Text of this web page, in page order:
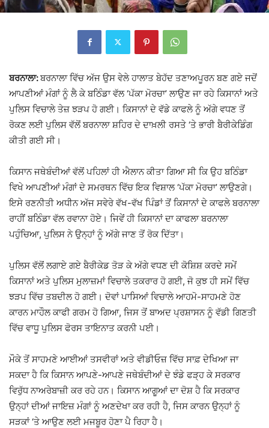
ਬਰਨਾਲਾ:ਬਰਨਾਲਾ ਵਿੱਚ ਅੱਜ ਉਸ ਵੇਲੇ ਹਾਲਾਤ ਬੇਹੱਦ ਤਣਾਅਪੂਰਨ ਬਣ ਗਏ ਜਦੋਂ
ਆਪਣੀਆਂ ਮੰਗਾਂ ਨੂੰ ਲੈ ਕੇ ਬਠਿੰਡਾ ਵੱਲ ‘ਪੱਕਾ ਮੋਰਚਾ’ ਲਾਉਣ ਜਾ ਰਹੇ ਕਿਸਾਨਾਂ ਅਤੇ
ਪੁਲਿਸ ਵਿਚਾਲੇ ਤੇਜ਼ ਝੜਪ ਹੋ ਗਈ। ਕਿਸਾਨਾਂ ਦੇ ਵੱਡੇ ਕਾਫਲੇ ਨੂੰ ਅੱਗੇ ਵਧਣ ਤੋਂ
ਰੋਕਣ ਲਈ ਪੁਲਿਸ ਵੱਲੋਂ ਬਰਨਾਲਾ ਸ਼ਹਿਰ ਦੇ ਦਾਖ਼ਲੀ ਰਸਤੇ ‘ਤੇ ਭਾਰੀ ਬੈਰੀਕੇਡਿੰਗ
ਕੀਤੀ ਗਈ ਸੀ।
ਕਿਸਾਨ ਜਥੇਬੰਦੀਆਂ ਵੱਲੋਂ ਪਹਿਲਾਂ ਹੀ ਐਲਾਨ ਕੀਤਾ ਗਿਆ ਸੀ ਕਿ ਉਹ ਬਠਿੰਡਾ
ਵਿਖੇ ਆਪਣੀਆਂ ਮੰਗਾਂ ਦੇ ਸਮਰਥਨ ਵਿੱਚ ਇਕ ਵਿਸ਼ਾਲ ‘ਪੱਕਾ ਮੋਰਚਾ’ ਲਾਉਣਗੇ।
ਇਸੇ ਰਣਨੀਤੀ ਅਧੀਨ ਅੱਜ ਸਵੇਰੇ ਵੱਖ-ਵੱਖ ਪਿੰਡਾਂ ਤੋਂ ਕਿਸਾਨਾਂ ਦੇ ਕਾਫਲੇ ਬਰਨਾਲਾ
ਰਾਹੀਂ ਬਠਿੰਡਾ ਵੱਲ ਰਵਾਨਾ ਹੋਏ। ਜਿਵੇਂ ਹੀ ਕਿਸਾਨਾਂ ਦਾ ਕਾਫਲਾ ਬਰਨਾਲਾ
ਪਹੁੰਚਿਆ, ਪੁਲਿਸ ਨੇ ਉਨ੍ਹਾਂ ਨੂੰ ਅੱਗੇ ਜਾਣ ਤੋਂ ਰੋਕ ਦਿੱਤਾ।
ਪੁਲਿਸ ਵੱਲੋਂ ਲਗਾਏ ਗਏ ਬੈਰੀਕੇਡ ਤੋੜ ਕੇ ਅੱਗੇ ਵਧਣ ਦੀ ਕੋਸ਼ਿਸ਼ ਕਰਦੇ ਸਮੇਂ
ਕਿਸਾਨਾਂ ਅਤੇ ਪੁਲਿਸ ਮੁਲਾਜ਼ਮਾਂ ਵਿਚਾਲੇ ਤਕਰਾਰ ਹੋ ਗਈ, ਜੋ ਕੁਝ ਹੀ ਸਮੇਂ ਵਿੱਚ
ਝੜਪ ਵਿੱਚ ਤਬਦੀਲ ਹੋ ਗਈ। ਦੋਵਾਂ ਪਾਸਿਆਂ ਵਿਚਾਲੇ ਆਹਮੋ-ਸਾਹਮਣੇ ਹੋਣ
ਕਾਰਨ ਮਾਹੌਲ ਕਾਫੀ ਗਰਮ ਹੋ ਗਿਆ, ਜਿਸ ਤੋਂ ਬਾਅਦ ਪ੍ਰਸ਼ਾਸਨ ਨੂੰ ਵੱਡੀ ਗਿਣਤੀ
ਵਿੱਚ ਵਾਧੂ ਪੁਲਿਸ ਫੋਰਸ ਤਾਇਨਾਤ ਕਰਨੀ ਪਈ।
ਮੌਕੇ ਤੋਂ ਸਾਹਮਣੇ ਆਈਆਂ ਤਸਵੀਰਾਂ ਅਤੇ ਵੀਡੀਓਜ਼ ਵਿੱਚ ਸਾਫ਼ ਦੇਖਿਆ ਜਾ
ਸਕਦਾ ਹੈ ਕਿ ਕਿਸਾਨ ਆਪਣੇ-ਆਪਣੇ ਜਥੇਬੰਦੀਆਂ ਦੇ ਝੰਡੇ ਫੜ੍ਹ ਕੇ ਸਰਕਾਰ
ਵਿਰੁੱਧ ਨਾਅਰੇਬਾਜ਼ੀ ਕਰ ਰਹੇ ਹਨ। ਕਿਸਾਨ ਆਗੂਆਂ ਦਾ ਦੋਸ਼ ਹੈ ਕਿ ਸਰਕਾਰ
ਉਨ੍ਹਾਂ ਦੀਆਂ ਜਾਇਜ਼ ਮੰਗਾਂ ਨੂੰ ਅਣਦੇਖਾ ਕਰ ਰਹੀ ਹੈ, ਜਿਸ ਕਾਰਨ ਉਨ੍ਹਾਂ ਨੂੰ
ਸੜਕਾਂ ‘ਤੇ ਆਉਣ ਲਈ ਮਜਬੂਰ ਹੋਣਾ ਪੈ ਰਿਹਾ ਹੈ।